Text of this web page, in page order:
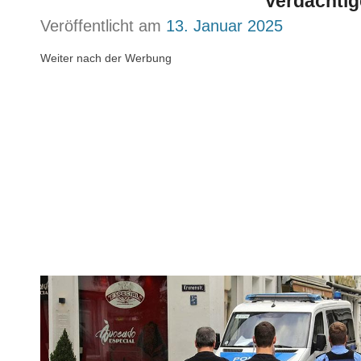
Veröffentlicht am 13. Januar 2025
Weiter nach der Werbung